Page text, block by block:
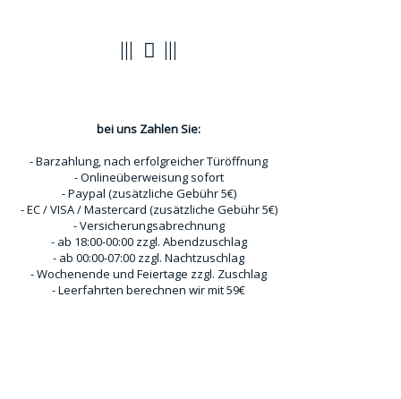
bei uns Zahlen Sie:
- Barzahlung, nach erfolgreicher Türöffnung
- Onlineüberweisung sofort
- Paypal (zusätzliche Gebühr 5€)
- EC / VISA / Mastercard (zusätzliche Gebühr 5€)
- Versicherungsabrechnung
- ab 18:00-00:00 zzgl. Abendzuschlag
- ab 00:00-07:00 zzgl. Nachtzuschlag
- Wochenende und Feiertage zzgl. Zuschlag
- Leerfahrten berechnen wir mit 59€